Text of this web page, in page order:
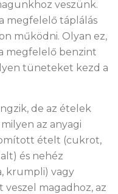
veszünk.
megfelelő táplálás
működni. Olyan ez,
megfelelő benzint
tüneteket kezd a
de az ételek
az anyagi
ételt (cukrot,
és nehéz
krumpli) vagy
magadhoz, az